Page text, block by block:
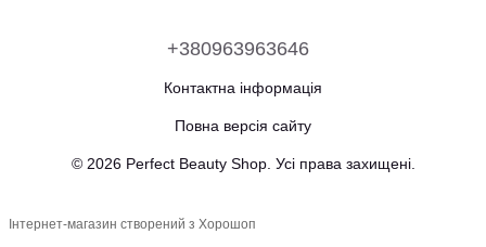
+380963963646
Контактна інформація
Повна версія сайту
© 2026 Perfect Beauty Shop. Усі права захищені.
Інтернет-магазин створений з Хорошоп